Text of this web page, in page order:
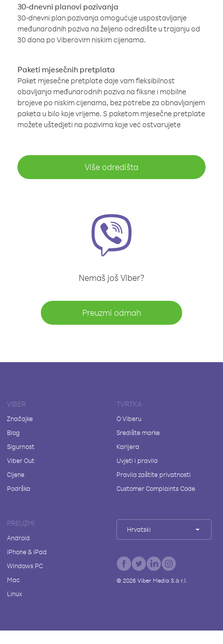
30-dnevni planovi pozivanja
30-dnevni plan pozivanja omogućuje uspostavljanje
međunarodnih poziva na željeno odredište u trajanju od
30 dana po Viberovim niskim cijenama.
Paketi mjesečnih pretplata
Paket mjesečne pretplate daje vam fleksibilnost
obavljanja međunarodnih poziva na fiksne i mobilne
brojeve po niskim cijenama, bez potrebe za obnavljanjem
paketa u bilo koje vrijeme. S paketom mjesečne pretplate
možete uštedjeti na pozivima koje već ostvarujete
Više odredišta
Nemaš još Viber?
Preuzmi odmah
VIBER
Značajke
Blog
Sigurnost
Viber Out
Cijene
Podrška
TVRTKA
O Viberu
Središte marke
Karijera
Uvjeti i pravila
Pravila zaštite privatnosti
Customer Complaints Code
PREUZMI
Android
iPhone & iPad
Windows PC
Mac
Linux
Hrvatski
© 2026Viber Media S.à r.l.